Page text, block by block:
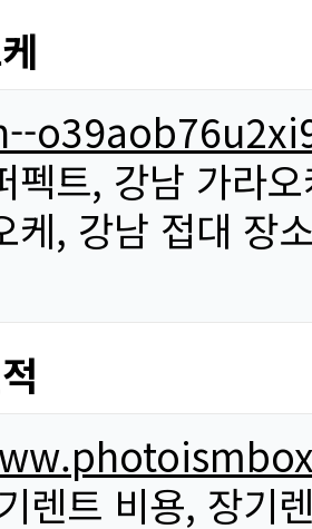
펙트, 강남 가라
케, 강남 접대 장
렌트 비용, 장기